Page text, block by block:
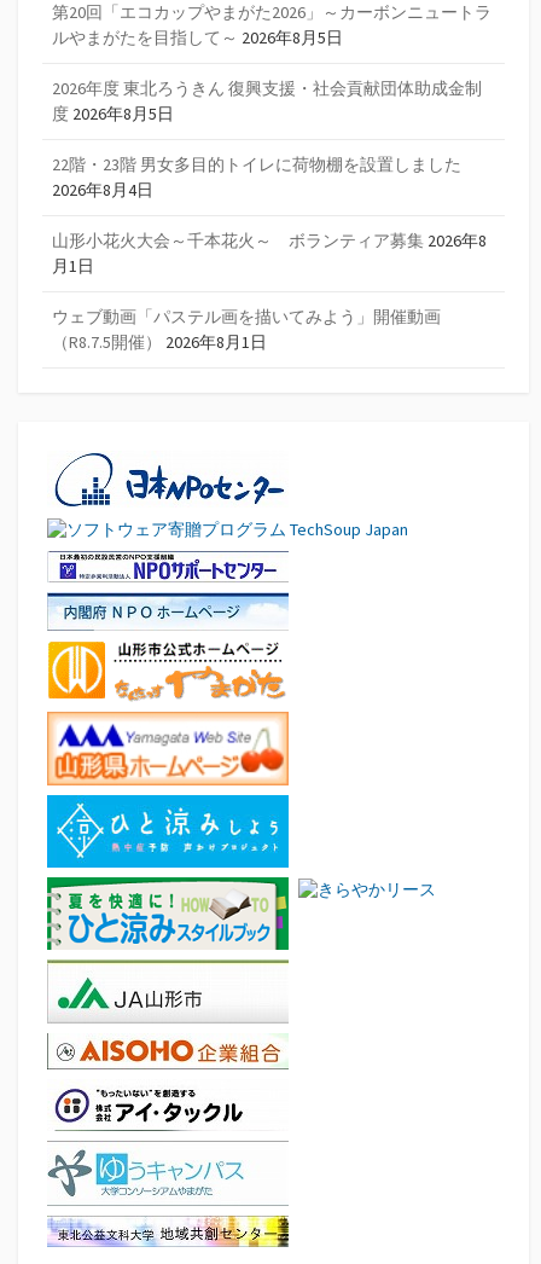
第20回「エコカップやまがた2026」～カーボンニュートラ
ルやまがたを目指して～ 2026年8月5日
2026年度 東北ろうきん 復興支援・社会貢献団体助成金制
度 2026年8月5日
22階・23階 男女多目的トイレに荷物棚を設置しました
2026年8月4日
山形小花火大会～千本花火～ ボランティア募集 2026年8
月1日
ウェブ動画「パステル画を描いてみよう」開催動画
（R8.7.5開催）
2026年8月1日